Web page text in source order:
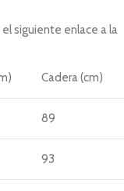
siguiente enlace a la
Cadera (cm)
89
93